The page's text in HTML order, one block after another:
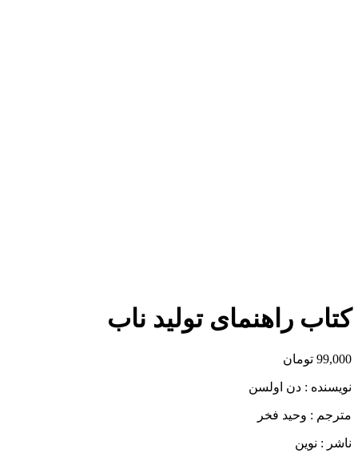
کتاب راهنمای تولید ناب
99,000 تومان
نویسنده : دن اولسن
مترجم : وحید فخر
ناشر : نوین